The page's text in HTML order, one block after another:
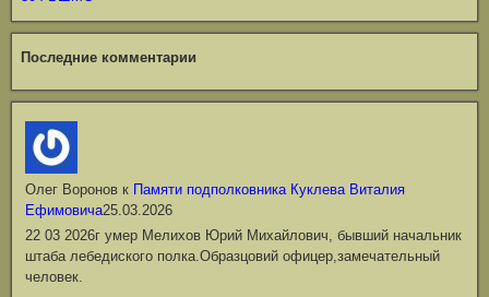
Последние комментарии
Олег Воронов к Памяти подполковника Куклева Виталия
Ефимовича25.03.2026
22 03 2026г умер Мелихов Юрий Михайлович, бывший начальник
штаба лебедиского полка.Образцовий офицер,замечательный
человек.